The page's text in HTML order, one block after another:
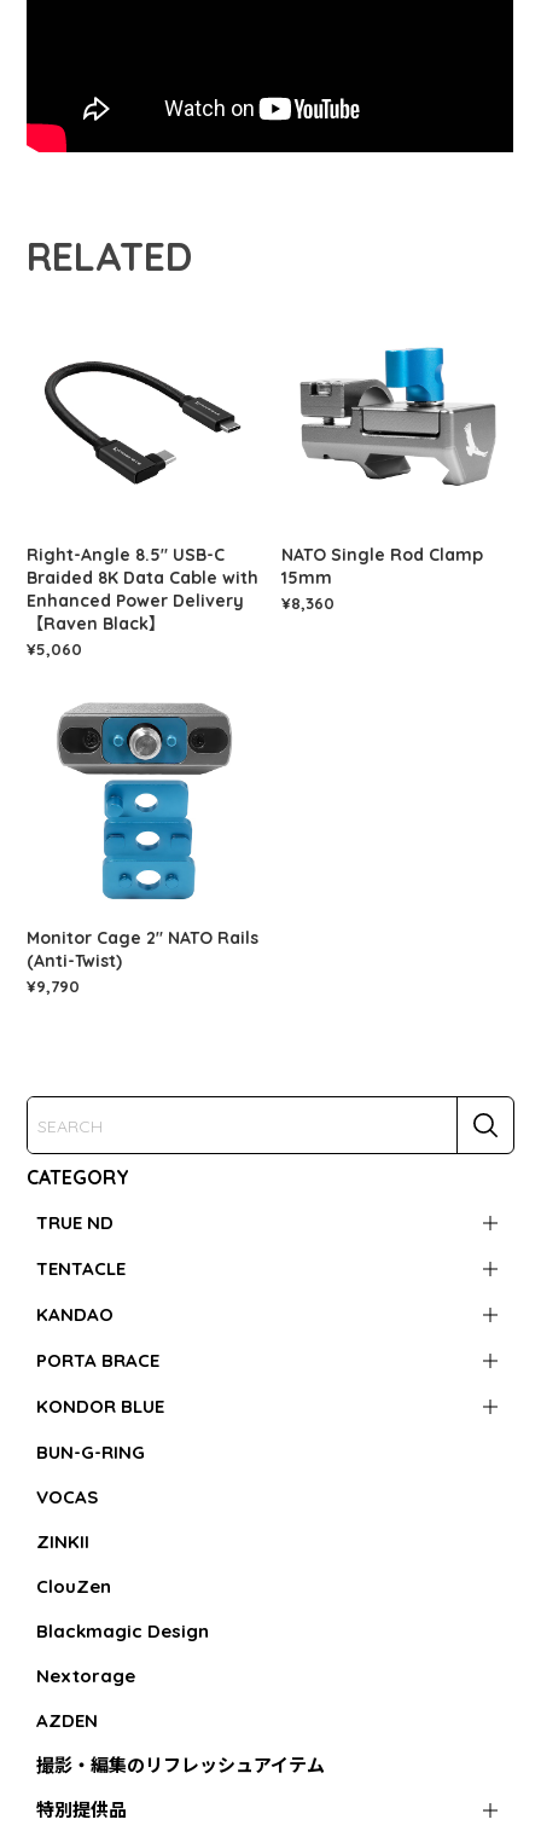
CATEGORY
TRUE ND
TENTACLE
KANDAO
PORTA BRACE
KONDOR BLUE
BUN-G-RING
VOCAS
ZINKII
ClouZen
Blackmagic Design
Nextorage
AZDEN
撮影・編集のリフレッシュアイテム
特別提供品
RELATED
Right-Angle 8.5" USB-C
Braided 8K Data Cable with
Enhanced Power Delivery
【Raven Black】
¥5,060
NATO Single Rod Clamp
15mm
¥8,360
Monitor Cage 2" NATO Rails
(Anti-Twist)
¥9,790